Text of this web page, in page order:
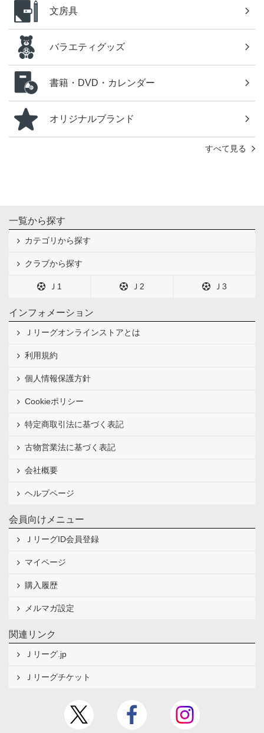
文房具
バラエティグッズ
書籍・DVD・カレンダー
オリジナルブランド
すべて見る
一覧から探す
カテゴリから探す
クラブから探す
Ｊ1 Ｊ2 Ｊ3
インフォメーション
Ｊリーグオンラインストアとは
利用規約
個人情報保護方針
Cookieポリシー
特定商取引法に基づく表記
古物営業法に基づく表記
会社概要
ヘルプページ
会員向けメニュー
ＪリーグID会員登録
マイページ
購入履歴
メルマガ設定
関連リンク
Ｊリーグ.jp
Ｊリーグチケット